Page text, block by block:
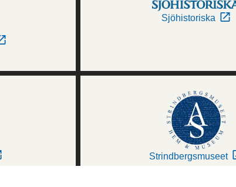
Sjöhistoriska
Strindbergsmuseet